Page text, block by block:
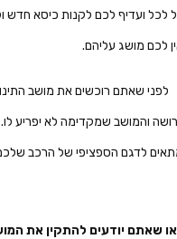
לכל ועדיף לכם לקנות כיסא חדש
לכם מושג עליהם.
לפני שאתם רוכשים את מושב
והמושב שמקדימה לא יפריע
לדגם הספציפי של הרכב שלכם
שאתם יודעים להתקין את